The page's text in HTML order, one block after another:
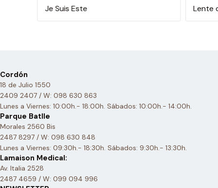
Je Suis Este Lente
Cordón
18 de Julio 1550
2409 2407 / W: 098 630 863
Lunes a Viernes: 10:00h.- 18:00h. Sábados: 10:00h.- 14:00h.
Parque Batlle
Morales 2560 Bis
2487 8297 / W: 098 630 848
Lunes a Viernes: 09:30h.- 18:30h. Sábados: 9:30h.- 13:30h.
Lamaison Medical:
Av. Italia 2528
2487 4659 / W: 099 094 996